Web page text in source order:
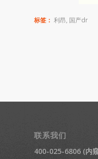
标签： 利昂 国产dr
联系我们
400-025-6806 (内